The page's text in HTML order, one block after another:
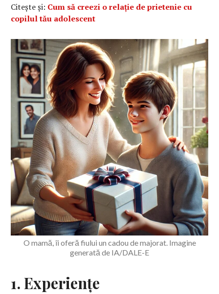
Citește și: Cum să creezi o relație de prietenie cu
copilul tău adolescent
O mamă, îi oferă fiului un cadou de majorat. Imagine
generată de IA/DALE-E
1. Experiențe